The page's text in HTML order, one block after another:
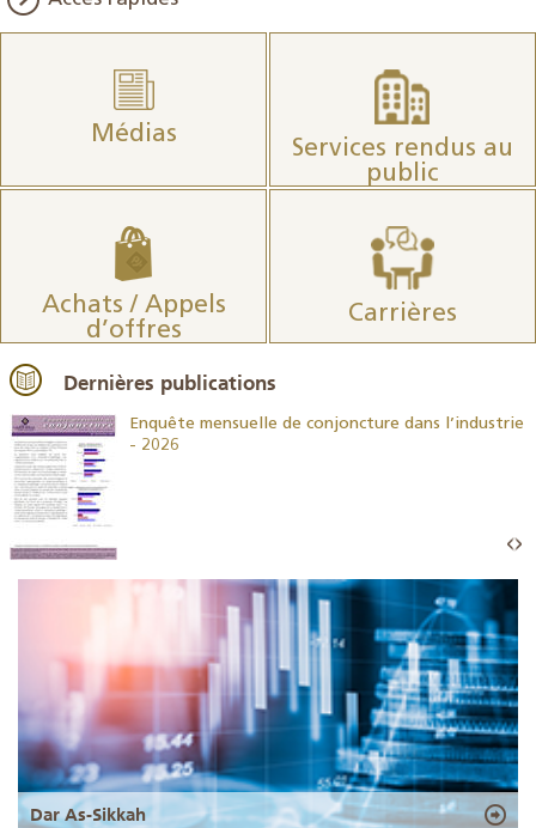
Médias
Services rendus au
public
Achats / Appels
d’offres
Carrières
Dernières publications
Enquête mensuelle de conjoncture dans l’industrie
- 2026
Dar As-Sikkah